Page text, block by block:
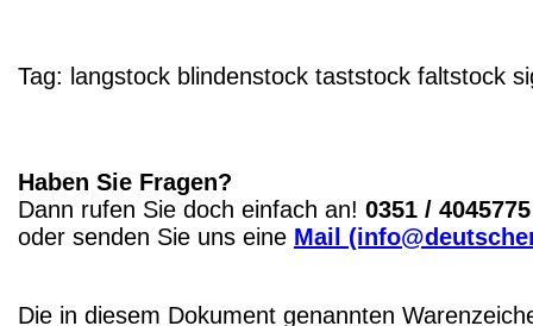
Tag: langstock blindenstock taststock faltstock
Haben Sie Fragen?
Dann rufen Sie doch einfach an! 0351 / 4045775
oder senden Sie uns eine Mail
Die in diesem Dokument genannten